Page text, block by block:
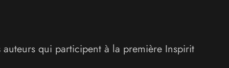
qui participent à la première Inspirit